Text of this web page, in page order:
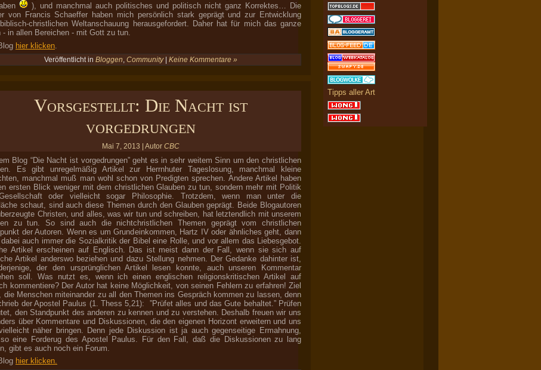
), und manchmal auch politisches und politisch nicht ganz Korrektes… Die
von Francis Schaeffer haben mich persönlich stark geprägt und zur Entwicklung
christlichen Weltanschauung herausgefordert. Daher hat für mich das ganze
- in allen Bereichen - mit Gott zu tun.
hier klicken
Veröffentlicht in Bloggen, Community| Keine Kommentare »
Vorsgestellt: Die Nacht ist
vorgedrungen
Mai 7, 2013 | Autor CBC
Blog “Die Nacht ist vorgedrungen” geht es in sehr weitem Sinn um den christlichen
Es gibt unregelmäßig Artikel zur Herrnhuter Tageslosung, manchmal kleine
manchmal muß man wohl schon von Predigten sprechen. Andere Artikel haben
ersten Blick weniger mit dem christlichen Glauben zu tun, sondern mehr mit Politik
oder vielleicht sogar Philosophie. Trotzdem, wenn man unter die
schaut, sind auch diese Themen durch den Glauben geprägt. Beide Blogautoren
Christen, und alles, was wir tun und schreiben, hat letztendlich mit unserem
zu tun. So sind auch die nichtchristlichen Themen geprägt vom christlichen
der Autoren. Wenn es um Grundeinkommen, Hartz IV oder ähnliches geht, dann
auch immer die Sozialkritik der Bibel eine Rolle, und vor allem das Liebesgebot.
Artikel erscheinen auf Englisch. Das ist meist dann der Fall, wenn sie sich auf
Artikel anderswo beziehen und dazu Stellung nehmen. Der Gedanke dahinter ist,
der den ursprünglichen Artikel lesen konnte, auch unseren Kommentar
soll. Was nutzt es, wenn ich einen englischen religionskritischen Artikel auf
kommentiere? Der Autor hat keine Möglichkeit, von seinen Fehlern zu erfahren! Ziel
die Menschen miteinander zu all den Themen ins Gespräch kommen zu lassen, denn
der Apostel Paulus (1. Thess 5,21): ”Prüfet alles und das Gute behaltet.” Prüfen
den Standpunkt des anderen zu kennen und zu verstehen. Deshalb freuen wir uns
über Kommentare und Diskussionen, die den eigenen Horizont erweitern und uns
näher bringen. Denn jede Diskussion ist ja auch gegenseitige Ermahnung,
eine Forderug des Apostel Paulus. Für den Fall, daß die Diskussionen zu lang
gibt es auch noch ein Forum.
hier klicken.
Tipps aller Art